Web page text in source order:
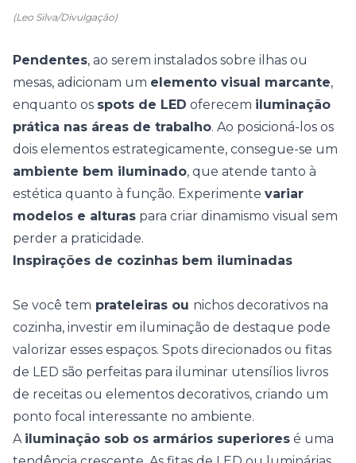
(Leo Silva/Divulgação)
Pendentes, ao serem instalados sobre ilhas ou
mesas, adicionam um elemento visual marcante,
enquanto os spots de LED oferecem iluminação
prática nas áreas de trabalho. Ao posicioná-los os
dois elementos estrategicamente, consegue-se um
ambiente bem iluminado, que atende tanto à
estética quanto à função. Experimente variar
modelos e alturas para criar dinamismo visual sem
perder a praticidade.
Inspirações de cozinhas bem iluminadas
Se você tem prateleiras ou nichos decorativos na
cozinha, investir em iluminação de destaque pode
valorizar esses espaços. Spots direcionados ou fitas
de LED são perfeitas para iluminar utensílios livros
de receitas ou elementos decorativos, criando um
ponto focal interessante no ambiente.
A iluminação sob os armários superiores é uma